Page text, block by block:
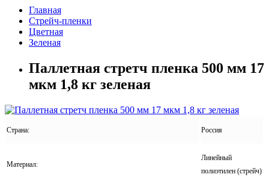
Главная
Стрейч-пленки
Цветная
Зеленая
Паллетная стретч пленка 500 мм 17
мкм 1,8 кг зеленая
Страна: Россия
Материал:
Линейный
полиэтилен (стрейч)